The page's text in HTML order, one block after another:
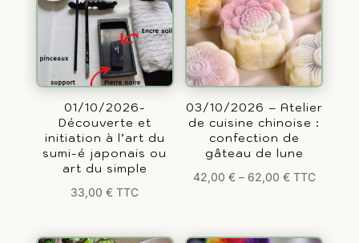
01/10/2026-
Découverte et
initiation à l’art du
sumi-é japonais ou
art du simple
33,00€ TTC
03/10/2026 – Atelier
de cuisine chinoise :
confection de
gâteau de lune
42,00 €– 62,00 € TTC